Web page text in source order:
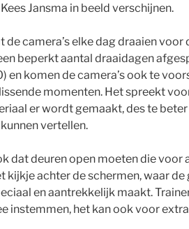
Jansma in beeld verschijnen.
de camera’s elke dag draaien
beperkt aantal draaidagen
en komen de camera’s ook te
momenten. Het spreekt
er wordt gemaakt, des te
vertellen.
dat deuren open moeten die voor
kijkje achter de schermen, waar
en aantrekkelijk maakt.
instemmen, het kan ook voor